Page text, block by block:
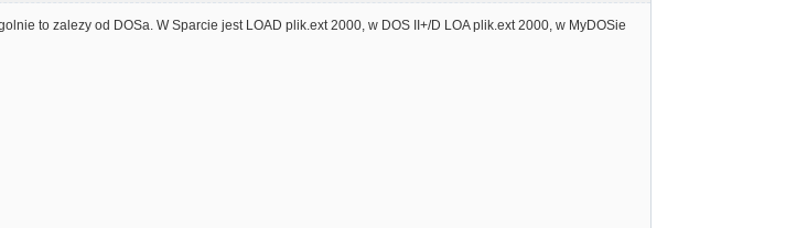
to zalezy od DOSa. W Sparcie jest LOAD plik.ext 2000, w DOS II+/D LOA plik.ext 2000, w MyDOSie